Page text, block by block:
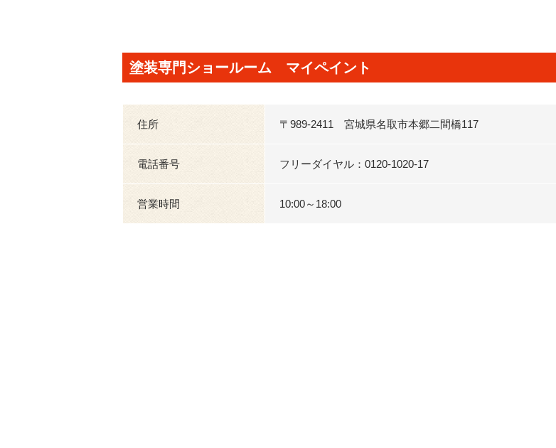
塗装専門ショールーム マイペイント
住所 〒989-2411 宮城県名取市本郷二間橋117
電話番号 フリーダイヤル：0120-1020-17
営業時間 10:00～18:00